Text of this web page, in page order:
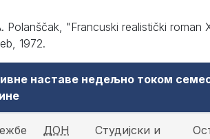
Polanščak, "Francuski realistički roman
1972.
наставе недељно током
ДОН
Студијски и